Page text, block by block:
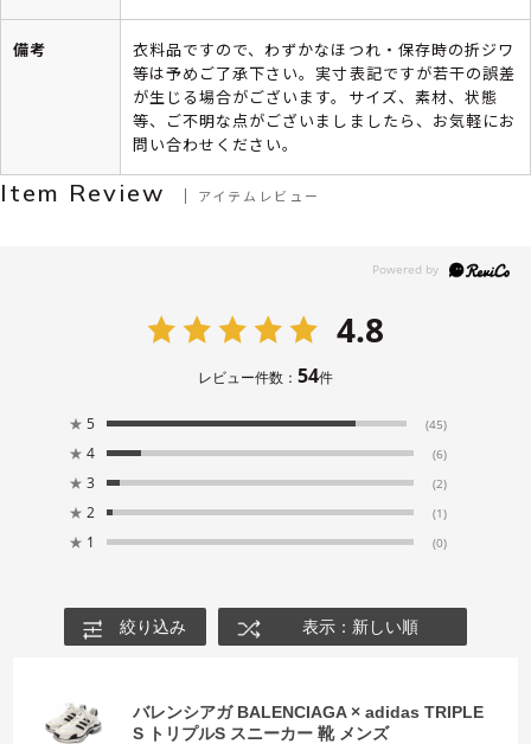
備考
衣料品ですので、わずかなほつれ・保存時の折ジワ
等は予めご了承下さい。実寸表記ですが若干の誤差
が生じる場合がございます。サイズ、素材、状態
等、ご不明な点がございましましたら、お気軽にお
問い合わせください。
Item Review アイテムレビュー
4.8
レビュー件数： 54件
★ 5 (45)
★ 4 (6)
★ 3 (2)
★ 2 (1)
★ 1 (0)
絞り込み 表示：新しい順
バレンシアガ BALENCIAGA × adidas TRIPLE
S トリプルS スニーカー 靴 メンズ